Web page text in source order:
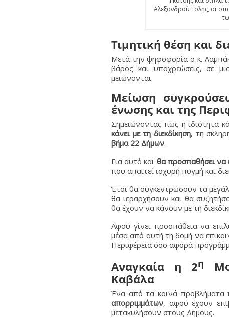
Αλεξανδρούπολης, οι
Τιμητική θέση και
Μετά την ψηφοφορία ο κ.
βάρος και υποχρεώσεις, σε
μειώνονται.
Μείωση
ένωσης και της
Σημειώνοντας πως η ιδιότητα
κάνει με τη διεκδίκηση, τη
βήμα 22 Δήμων.
Για αυτό και θα προσπαθήσει να
που απαιτεί ισχυρή πυγμή και
Έτσι θα συγκεντρώσουν τα
θα ιεραρχήσουν και θα
θα έχουν να κάνουν με τη
Αφού γίνει προσπάθεια να
μέσα από αυτή τη δομή να
Περιφέρεια όσο αφορά
Αναγκαία η 2η
Καβάλα
Ένα από τα κοινά προβλήματα
απορριμμάτων, αφού έχουν
μετακυλήσουν στους Δήμους.